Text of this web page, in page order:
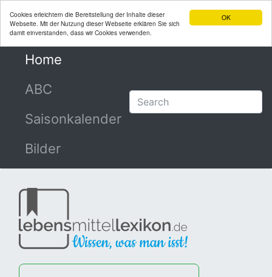
OK
Cookies erleichtern die Bereitstellung der Inhalte dieser
Webseite. Mit der Nutzung dieser Webseite erklären Sie sich
damit einverstanden, dass wir Cookies verwenden.
Home
ABC
Saisonkalender
Bilder